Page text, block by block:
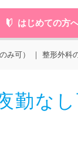
はじめての方
み可） ｜ 整形外科
勤な